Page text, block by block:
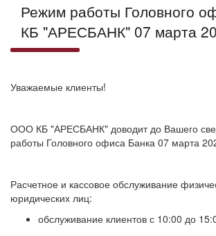
Режим работы Головного
КБ "АРЕСБАНК" 07 марта
Уважаемые клиенты!
ООО КБ "АРЕСБАНК" доводит до Вашего
работы Головного офиса Банка 07 марта
Расчетное и кассовое обслуживание
юридических лиц:
обслуживание клиентов с 10:00 до